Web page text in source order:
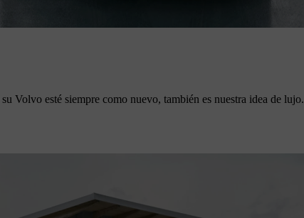
Volvo esté siempre como nuevo, también es nuestra idea de lujo.